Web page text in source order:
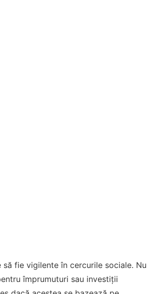
să fie vigilente în cercurile sociale. Nu
împrumuturi sau investiții